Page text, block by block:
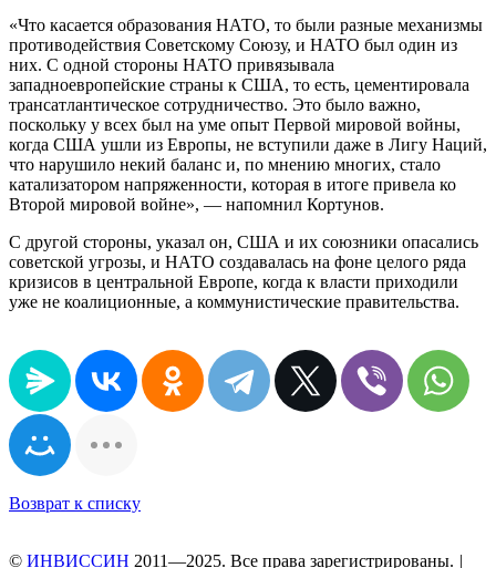
«Что касается образования НАТО, то были разные механизмы
противодействия Советскому Союзу, и НАТО был один из
них. С одной стороны НАТО привязывала
западноевропейские страны к США, то есть, цементировала
трансатлантическое сотрудничество. Это было важно,
поскольку у всех был на уме опыт Первой мировой войны,
когда США ушли из Европы, не вступили даже в Лигу Наций,
что нарушило некий баланс и, по мнению многих, стало
катализатором напряженности, которая в итоге привела ко
Второй мировой войне», — напомнил Кортунов.
С другой стороны, указал он, США и их союзники опасались
советской угрозы, и НАТО создавалась на фоне целого ряда
кризисов в центральной Европе, когда к власти приходили
уже не коалиционные, а коммунистические правительства.
Возврат к списку
© ИНВИССИН 2011—2025. Все права зарегистрированы. |